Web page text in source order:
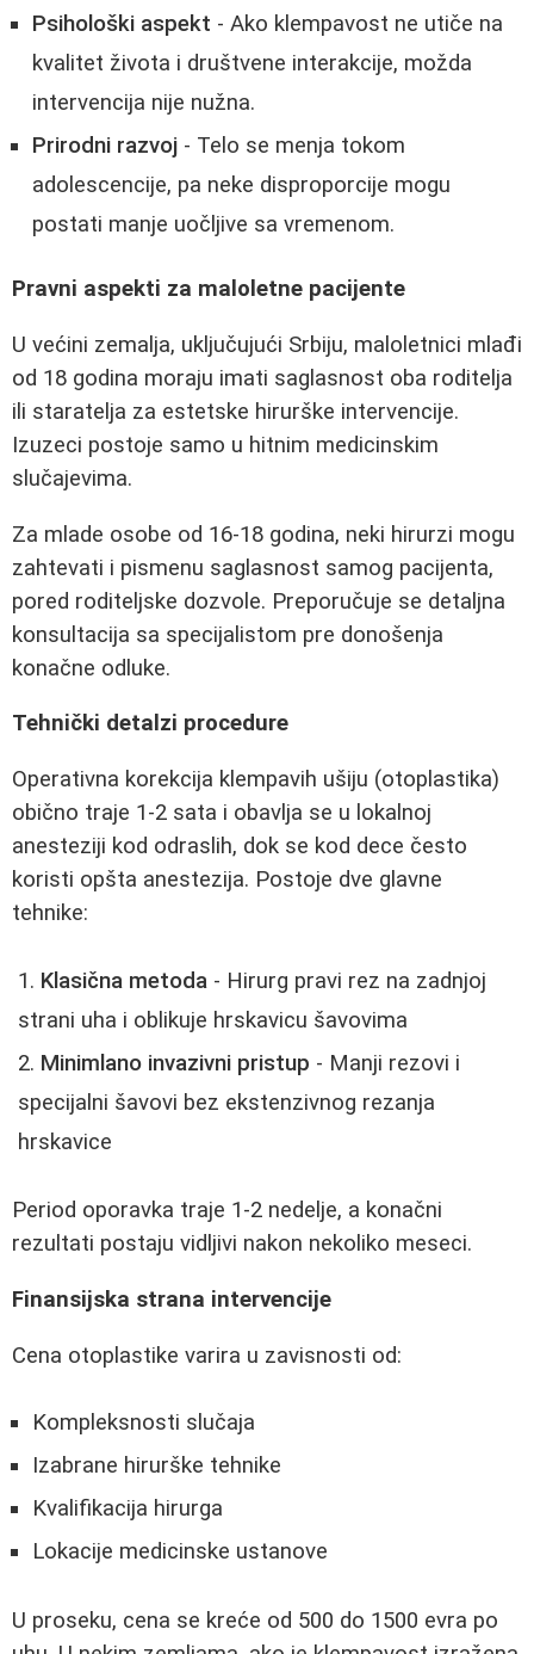
Psihološki aspekt - Ako klempavost ne utiče na
kvalitet života i društvene interakcije, možda
intervencija nije nužna.
Prirodni razvoj - Telo se menja tokom
adolescencije, pa neke disproporcije mogu
postati manje uočljive sa vremenom.
Pravni aspekti za maloletne pacijente
U većini zemalja, uključujući Srbiju, maloletnici mlađi
od 18 godina moraju imati saglasnost oba roditelja
ili staratelja za estetske hirurške intervencije.
Izuzeci postoje samo u hitnim medicinskim
slučajevima.
Za mlade osobe od 16-18 godina, neki hirurzi mogu
zahtevati i pismenu saglasnost samog pacijenta,
pored roditeljske dozvole. Preporučuje se detaljna
konsultacija sa specijalistom pre donošenja
konačne odluke.
Tehnički detalzi procedure
Operativna korekcija klempavih ušiju (otoplastika)
obično traje 1-2 sata i obavlja se u lokalnoj
anesteziji kod odraslih, dok se kod dece često
koristi opšta anestezija. Postoje dve glavne
tehnike:
Klasična metoda - Hirurg pravi rez na zadnjoj
strani uha i oblikuje hrskavicu šavovima
Minimlano invazivni pristup - Manji rezovi i
specijalni šavovi bez ekstenzivnog rezanja
hrskavice
Period oporavka traje 1-2 nedelje, a konačni
rezultati postaju vidljivi nakon nekoliko meseci.
Finansijska strana intervencije
Cena otoplastike varira u zavisnosti od:
Kompleksnosti slučaja
Izabrane hirurške tehnike
Kvalifikacija hirurga
Lokacije medicinske ustanove
U proseku, cena se kreće od 500 do 1500 evra po